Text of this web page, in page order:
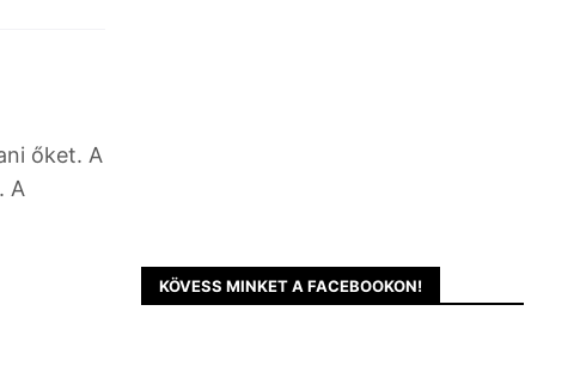
őket. A
A
KÖVESS MINKET A FACEBOOKON!